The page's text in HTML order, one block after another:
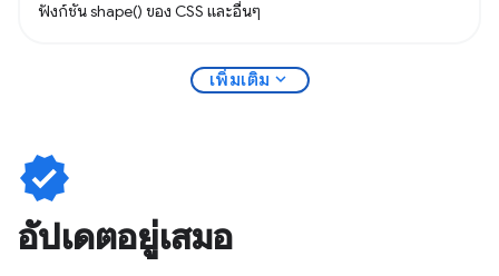
ฟังก์ชัน shape() ของ CSS และอื่นๆ
เพิ่มเติม expand_more
verified
อัปเดตอยู่เสมอ